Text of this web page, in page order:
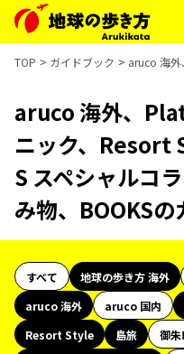
TOP ガイドブック aruco 海外
aruco 海外、
ニック、Resort
S スペシャルコ
み物、BOOKS
すべて 地球の歩き方 海外
aruco 海外
aruco 国内
Resort Style
島旅 御朱